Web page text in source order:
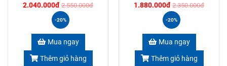
2.040.000đ 2.550.000đ
-20%
Mua ngay
Thêm giỏ hàng
1.880.000đ 2.350.000đ
-20%
Mua ngay
Thêm giỏ hàng